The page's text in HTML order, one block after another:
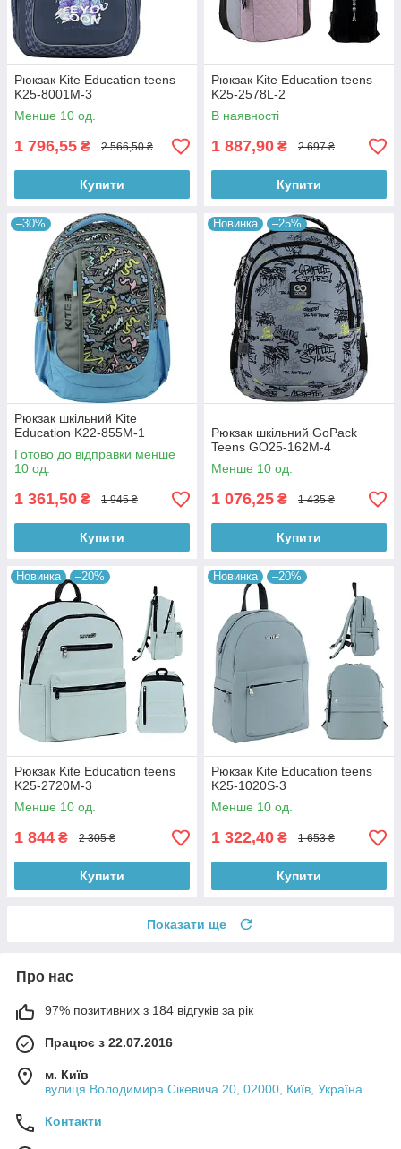
Рюкзак Kite Education teens
K25-8001M-3
Менше 10 од.
1 796,55 ₴ 2 566,50 ₴
Купити
Рюкзак Kite Education teens
K25-2578L-2
В наявності
1 887,90 ₴ 2 697 ₴
Купити
–30%
Рюкзак шкільний Kite
Education K22-855M-1
Готово до відправки менше
10 од.
1 361,50 ₴ 1 945 ₴
Купити
Новинка –25%
Рюкзак шкільний GoPack
Teens GO25-162M-4
Менше 10 од.
1 076,25 ₴ 1 435 ₴
Купити
Новинка –20%
Рюкзак Kite Education teens
K25-2720M-3
Менше 10 од.
1 844 ₴ 2 305 ₴
Купити
Новинка –20%
Рюкзак Kite Education teens
K25-1020S-3
Менше 10 од.
1 322,40 ₴ 1 653 ₴
Купити
Показати ще
Про нас
97% позитивних з 184 відгуків за рік
Працює з 22.07.2016
м. Київ
вулиця Володимира Сікевича 20, 02000, Київ, Україна
Контакти